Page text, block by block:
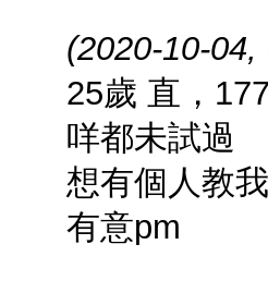
(2020-10-
25歲 直，
咩都未試過
想有個人教
有意pm